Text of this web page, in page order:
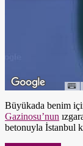
Büyükada benim
Gazinosu’nun
betonuyla İstanbul